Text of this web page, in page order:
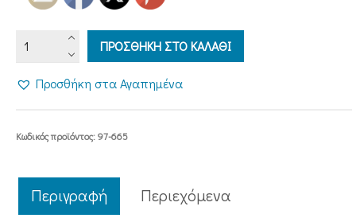
ΣΟΦΕΣ
ΣΩΤΗΡΙΕΣ
ΠΝΕΥΜΑΤΙΚΕΣ
ποσότητα
ΠΡΟΣΘΗΚΗ ΣΤΟ ΚΑΛΑΘΙ
Προσθήκη στα Αγαπημένα
Κωδικός προϊόντος:97-665
Περιγραφή
Περιεχόμενα